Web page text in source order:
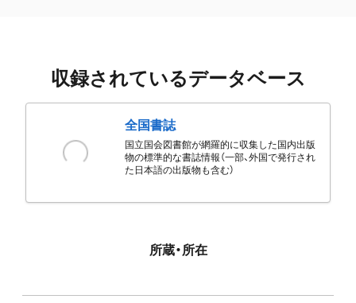
収録されているデータベース
全国書誌
国立国会図書館が網羅的に収集した国内出版
物の標準的な書誌情報（一部、外国で発行され
た日本語の出版物も含む）
所蔵・所在